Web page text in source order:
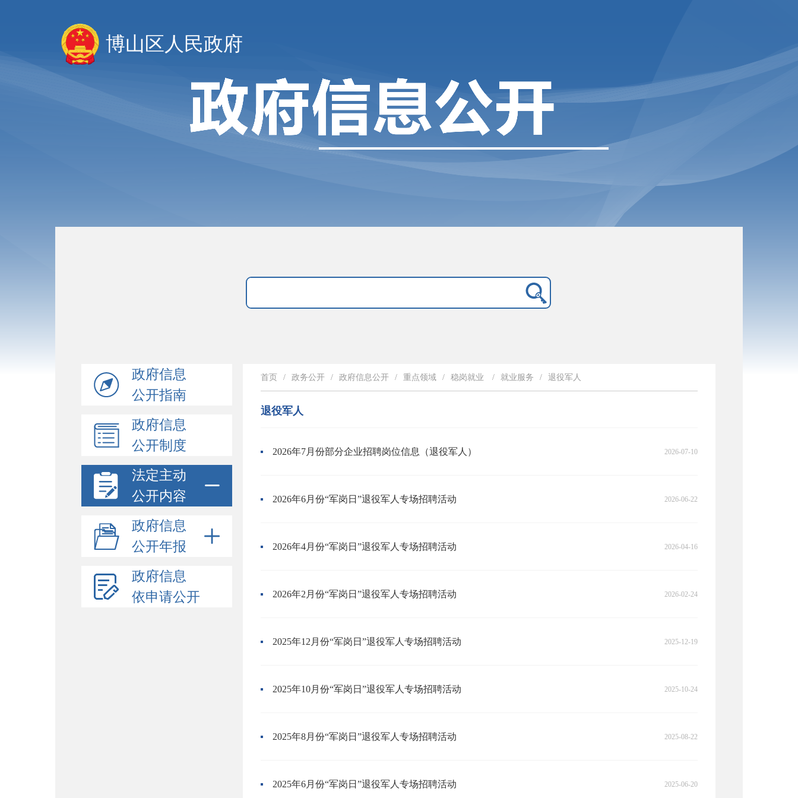
博山区人民政府
政府信息
公开指南
政府信息
公开制度
法定主动
公开内容
政府信息
公开年报
政府信息
依申请公开
首页 / 政务公开 / 政府信息公开 / 重点领域 / 稳岗就业 / 就业服务 / 退役军人
退役军人
2026年7月份部分企业招聘岗位信息（退役军人） 2026-07-10
2026年6月份“军岗日”退役军人专场招聘活动 2026-06-22
2026年4月份“军岗日”退役军人专场招聘活动 2026-04-16
2026年2月份“军岗日”退役军人专场招聘活动 2026-02-24
2025年12月份“军岗日”退役军人专场招聘活动 2025-12-19
2025年10月份“军岗日”退役军人专场招聘活动 2025-10-24
2025年8月份“军岗日”退役军人专场招聘活动 2025-08-22
2025年6月份“军岗日”退役军人专场招聘活动 2025-06-20